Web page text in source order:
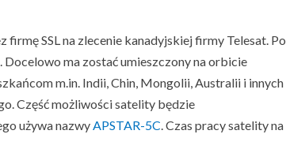
SSL na zlecenie kanadyjskiej firmy Telesat. Po
ma zostać umieszczony na orbicie
m.in. Indii, Chin, Mongolii, Australii i innych
Część możliwości satelity będzie
używa nazwyAPSTAR-5C. Czas pracy satelity na